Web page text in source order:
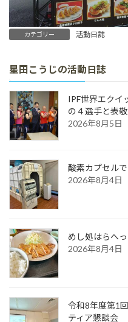
カテゴリー 活動日誌
星田こうじの活動日誌
IPF世界エクイ
の４選手と表
2026年8月5日
酸素カプセル
2026年8月4日
めし処はらへ
2026年8月4日
令和8年度第1
ティア懇談会